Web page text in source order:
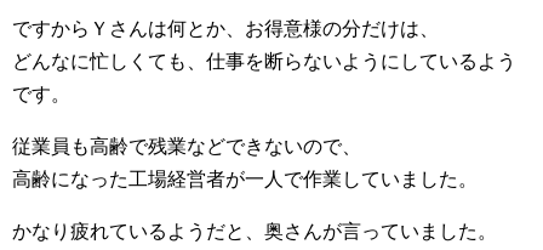
ですからＹさんは何とか、お得意様の分だけは、
どんなに忙しくても、仕事を断らないようにしているよう
です。
従業員も高齢で残業などできないので、
高齢になった工場経営者が一人で作業していました。
かなり疲れているようだと、奥さんが言っていました。